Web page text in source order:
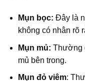
Mụn bọc: Đây là
không có nhân rõ
Mụn mủ: Thường
mủ bên trong.
Mụn đỏ viêm: